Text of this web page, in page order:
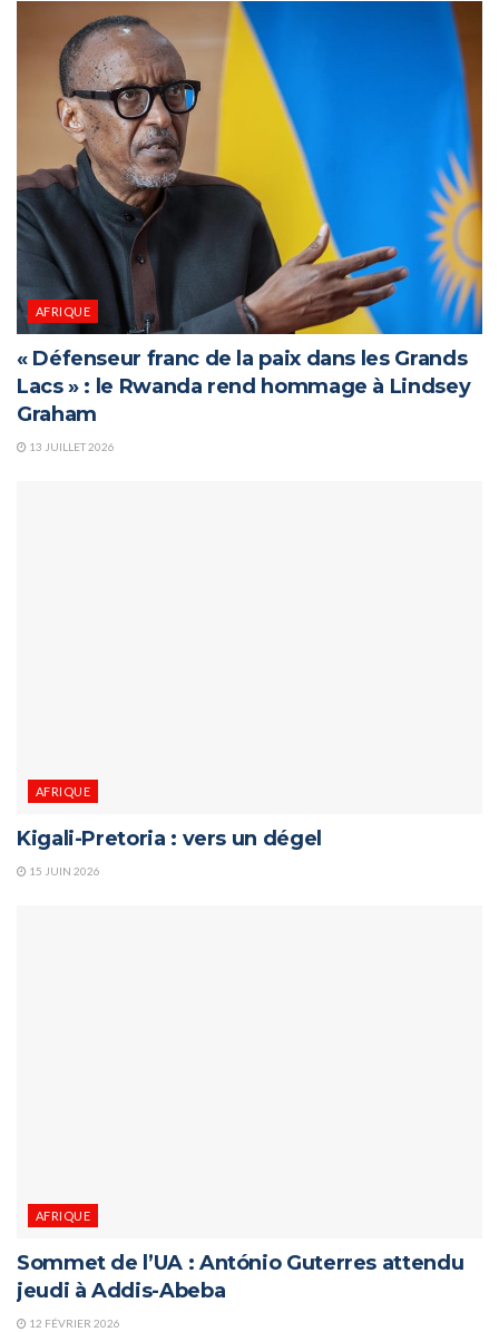
AFRIQUE
« Défenseur franc de la paix dans les Grands
Lacs » : le Rwanda rend hommage à Lindsey
Graham
13 JUILLET 2026
AFRIQUE
Kigali-Pretoria : vers un dégel
15 JUIN 2026
AFRIQUE
Sommet de l’UA : António Guterres attendu
jeudi à Addis-Abeba
12 FÉVRIER 2026